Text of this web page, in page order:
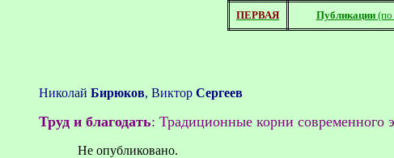
ПЕРВАЯ Публикации(по
Николай Бирюков, Виктор Сергеев
Труд и благодать: Традиционные корни современного
Не опубликовано.